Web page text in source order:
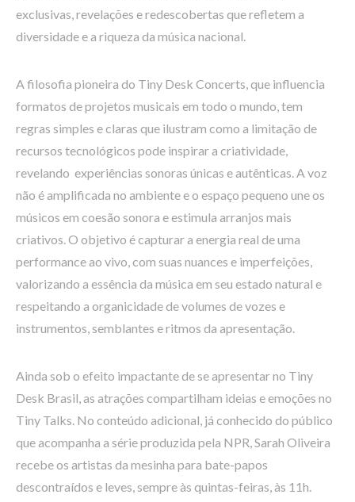
exclusivas, revelações e redescobertas que refletem a
diversidade e a riqueza da música nacional.
A filosofia pioneira do Tiny Desk Concerts, que influencia
formatos de projetos musicais em todo o mundo, tem
regras simples e claras que ilustram como a limitação de
recursos tecnológicos pode inspirar a criatividade,
revelando experiências sonoras únicas e autênticas. A voz
não é amplificada no ambiente e o espaço pequeno une os
músicos em coesão sonora e estimula arranjos mais
criativos. O objetivo é capturar a energia real de uma
performance ao vivo, com suas nuances e imperfeições,
valorizando a essência da música em seu estado natural e
respeitando a organicidade de volumes de vozes e
instrumentos, semblantes e ritmos da apresentação.
Ainda sob o efeito impactante de se apresentar no Tiny
Desk Brasil, as atrações compartilham ideias e emoções no
Tiny Talks. No conteúdo adicional, já conhecido do público
que acompanha a série produzida pela NPR, Sarah Oliveira
recebe os artistas da mesinha para bate-papos
descontraídos e leves, sempre às quintas-feiras, às 11h.